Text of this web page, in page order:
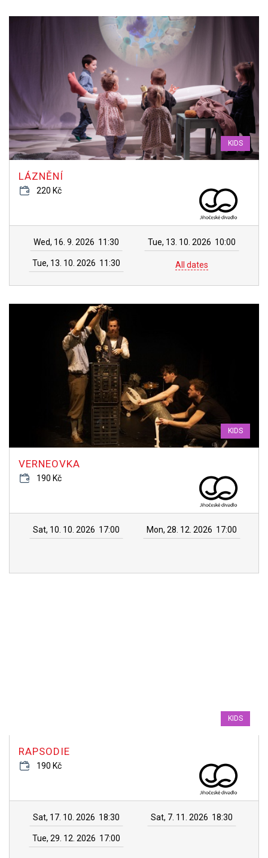
KIDS
LÁZNĚNÍ
220 Kč
Wed, 16. 9. 2026 11:30 Tue, 13. 10. 2026 10:00
Tue, 13. 10. 2026 11:30 All dates
KIDS
VERNEOVKA
190 Kč
Sat, 10. 10. 2026 17:00 Mon, 28. 12. 2026 17:00
KIDS
RAPSODIE
190 Kč
Sat, 17. 10. 2026 18:30 Sat, 7. 11. 2026 18:30
Tue, 29. 12. 2026 17:00